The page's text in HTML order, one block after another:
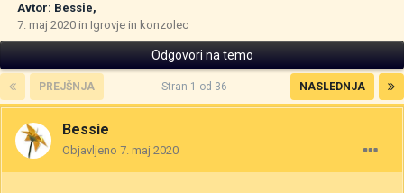
Avtor: Bessie,
7. maj 2020 in Igrovje in konzolec
Odgovori na temo
PREJŠNJA NASLEDNJA
Stran 1 od 36
Bessie
Objavljeno 7. maj 2020